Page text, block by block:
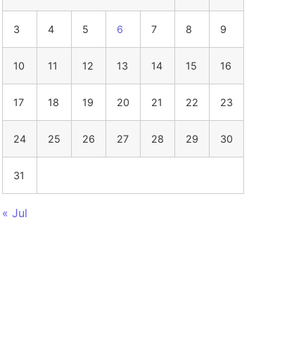
3 4 5 6 7 8 9
10 11 12 13 14 15 16
17 18 19 20 21 22 23
24 25 26 27 28 29 30
31
« Jul